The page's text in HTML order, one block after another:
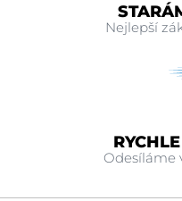
Nejlepší
Odesíláme